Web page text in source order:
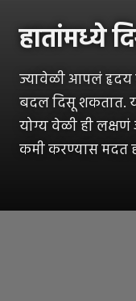
हातांमध्ये
ज्यावेळी आपलं हृदय
बदल दिसू शकतात.
योग्य वेळी ही
कमी करण्यास मदत